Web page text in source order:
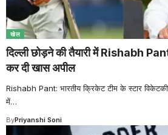
खेल
दिल्ली छोड़ने की तैयारी में Rishabh
कर दी खास अपील
Rishabh Pant: भारतीय क्रिकेट टीम के स्टार
में…
ByPriyanshi Soni